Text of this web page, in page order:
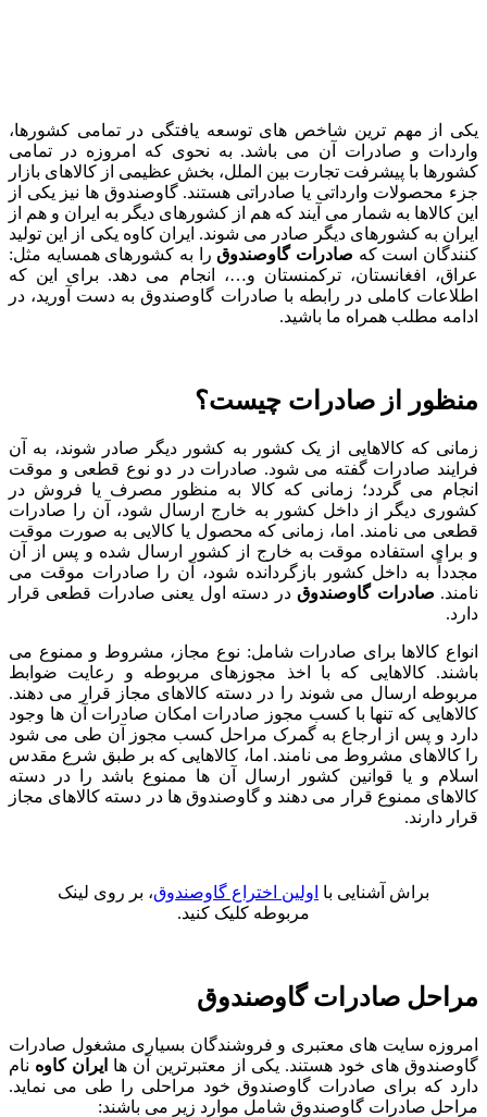
یکی از مهم ترین شاخص ‌های توسعه یافتگی در تمامی کشورها،
واردات و صادرات آن می ‌باشد. به نحوی که امروزه در تمامی
کشورها با پیشرفت تجارت بین ‌الملل، بخش عظیمی از کالاهای بازار
جزء محصولات وارداتی یا صادراتی هستند. گاوصندوق ‌ها نیز یکی از
این کالاها به شمار می ‌آیند که هم از کشورهای دیگر به ایران و هم از
ایران به کشورهای دیگر صادر می ‌شوند. ایران کاوه یکی از این تولید
کنندگان است که صادرات گاوصندوق را به کشورهای همسایه مثل:
عراق، افغانستان، ترکمنستان و…، انجام می دهد. برای این که
اطلاعات کاملی در رابطه با صادرات گاوصندوق به دست آورید، در
ادامه مطلب همراه ما باشید.
منظور از صادرات چیست؟
زمانی که کالاهایی از یک کشور به کشور دیگر صادر شوند، به آن
فرایند صادرات گفته می ‌شود. صادرات در دو نوع قطعی و موقت
انجام می‌ گردد؛ زمانی که کالا به منظور مصرف یا فروش در
کشوری دیگر از داخل کشور به خارج ارسال شود، آن را صادرات
قطعی می ‌نامند. اما، زمانی که محصول یا کالایی به صورت موقت
و برای استفاده موقت به خارج از کشور ارسال شده و پس از آن
مجدداً به داخل کشور بازگردانده شود، آن را صادرات موقت می
‌نامند. صادرات گاوصندوق در دسته اول یعنی صادرات قطعی قرار
دارد.
انواع کالاها برای صادرات شامل: نوع مجاز، مشروط و ممنوع می
‌باشند. کالاهایی که با اخذ مجوزهای مربوطه و رعایت ضوابط
مربوطه ارسال می ‌شوند را در دسته کالاهای مجاز قرار می ‌دهند.
کالاهایی که تنها با کسب مجوز صادرات امکان صادرات آن ها وجود
دارد و پس از ارجاع به گمرک مراحل کسب مجوز آن طی می ‌شود
را کالاهای مشروط می‌ نامند. اما، کالاهایی که بر طبق شرع مقدس
اسلام و یا قوانین کشور ارسال آن ها ممنوع باشد را در دسته
کالاهای ممنوع قرار می ‌دهند و گاوصندوق‌ ها در دسته کالاهای مجاز
قرار دارند.
براش آشنایی با اولین اختراع گاوصندوق، بر روی لینک
مربوطه کلیک کنید.
مراحل صادرات گاوصندوق
امروزه سایت های معتبری و فروشندگان بسیاری مشغول صادرات
گاوصندوق ‌های خود هستند. یکی از معتبرترین آن ها ایران کاوه نام
دارد که برای صادرات گاوصندوق خود مراحلی را طی می‌ نماید.
مراحل صادرات گاوصندوق شامل موارد زیر می باشند: